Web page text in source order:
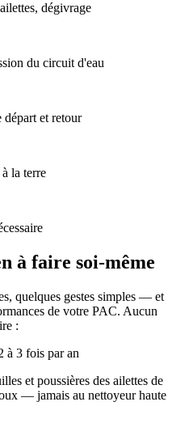
dégivrage
du circuit d'eau
départ et retour
la terre
à faire soi-même
quelques gestes simples — et
de votre PAC. Aucun
:
3 fois par an
et poussières des ailettes de
— jamais au nettoyeur haute